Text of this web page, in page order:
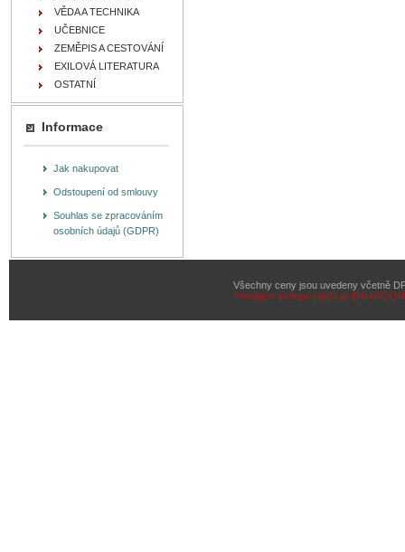
VĚDA A TECHNIKA
UČEBNICE
ZEMĚPIS A CESTOVÁNÍ
EXILOVÁ LITERATURA
OSTATNÍ
Informace
Jak nakupovat
Odstoupení od smlouvy
Souhlas se zpracováním
osobních údajů (GDPR)
Všechny ceny jsou uvedeny včetně
Pronájem eshopu zajišťuje